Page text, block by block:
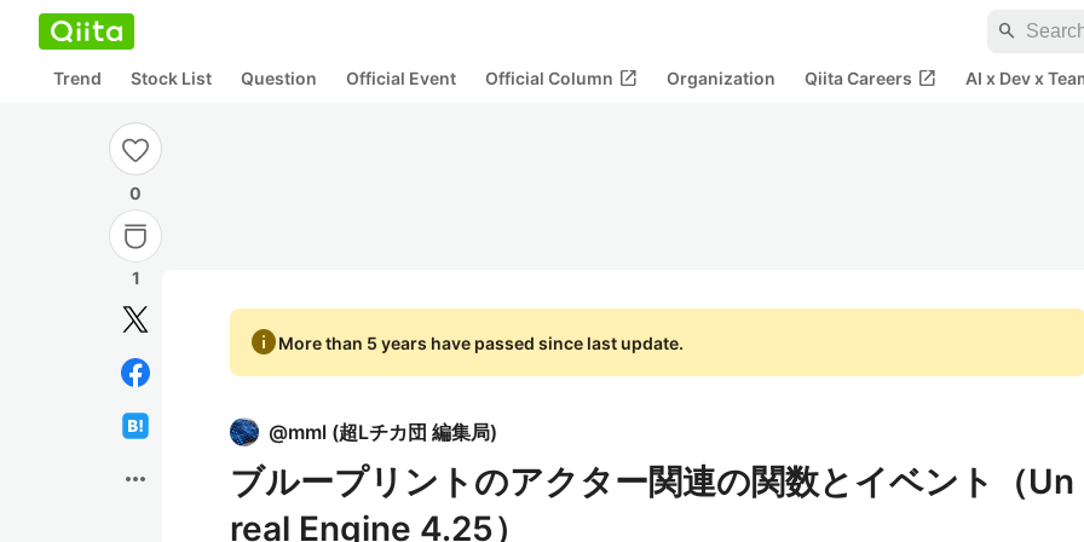
search
Trend Stock List Question Official Event Official Column open_in_new Organization Qiita Careers open_in_new AI x Dev x
0
1
more_horiz
infoMore than 5 years have passed since last update.
@mml (超Lチカ団 編集局)
ブループリントのアクター関連の関数とイベント（Un
real Engine 4.25）